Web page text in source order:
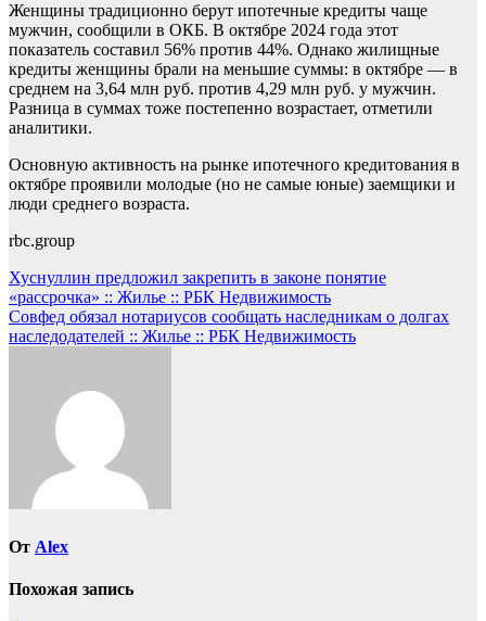
Женщины традиционно берут ипотечные кредиты чаще
мужчин, сообщили в ОКБ. В октябре 2024 года этот
показатель составил 56% против 44%. Однако жилищные
кредиты женщины брали на меньшие суммы: в октябре — в
среднем на 3,64 млн руб. против 4,29 млн руб. у мужчин.
Разница в суммах тоже постепенно возрастает, отметили
аналитики.
Основную активность на рынке ипотечного кредитования в
октябре проявили молодые (но не самые юные) заемщики и
люди среднего возраста.
rbc.group
Навигация
по
записям
Хуснуллин предложил закрепить в законе понятие
«рассрочка» :: Жилье :: РБК Недвижимость
Совфед обязал нотариусов сообщать наследникам о долгах
наследодателей :: Жилье :: РБК Недвижимость
От Alex
Похожая запись